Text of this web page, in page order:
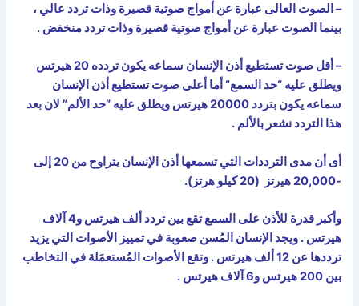
– الصوت العالى عبارة عن أمواج صوتية قصيرة وذات تردد عالي ،
بينما الصوت عبارة عن أمواج صوتية قصيرة وذات تردد منخفض .
– أقل صوت تستطيع أذن الإنسان سماعه يكون تردده 20 هيرتس
ويطلق عليه “حد السمع” أما أعلى صوت تستطيع أذن الإنسان
سماعه يكون بتردد 20000 هيرتس ويطلق عليه “حد الألم” لان بعد
هذا التردد نشعر بالألم .
أى أن مدى الترددات التي تسمعها أذن الإنسان يتراوح من 20 إلى
-20,000 هيرتز (20 كيلو هرتز).
وأكبر قدرة للأذن على السمع تقع بين تردد ألف هيرتس و4 آلاف
هيرتس . ويجد الإنسان المُسن صعوبة في تمييز الأصوات التي يزيد
ترددها عن 12 ألف هيرتس . وتقع الأصوات المُستعمَلة في التخاطب
بين 200 هيرتس و6 آلاف هيرتس .